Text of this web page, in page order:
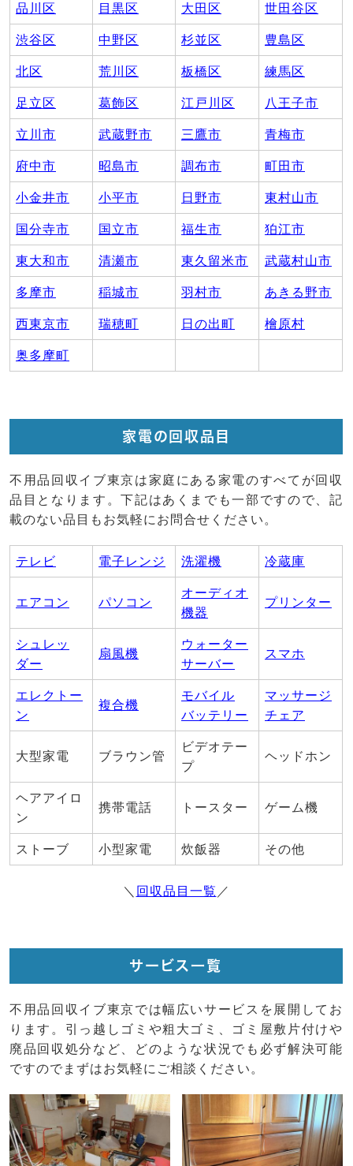
品川区 目黒区 大田区 世田谷区
渋谷区 中野区 杉並区 豊島区
北区 荒川区 板橋区 練馬区
足立区 葛飾区 江戸川区 八王子市
立川市 武蔵野市 三鷹市 青梅市
府中市 昭島市 調布市 町田市
小金井市 小平市 日野市 東村山市
国分寺市 国立市 福生市 狛江市
東大和市 清瀬市 東久留米市 武蔵村山市
多摩市 稲城市 羽村市 あきる野市
西東京市 瑞穂町 日の出町 檜原村
奥多摩町
家電の回収品目
不用品回収イブ東京は家庭にある家電のすべてが回収
品目となります。下記はあくまでも一部ですので、記
載のない品目もお気軽にお問合せください。
テレビ 電子レンジ 洗濯機 冷蔵庫
エアコン パソコン
オーディオ
機器
プリンター
シュレッ
ダー
扇風機
ウォーター
サーバー
スマホ
エレクトー
ン
複合機
モバイル
バッテリー
マッサージ
チェア
大型家電 ブラウン管
ビデオテー
プ
ヘッドホン
ヘアアイロ
ン
携帯電話 トースター ゲーム機
ストーブ 小型家電 炊飯器 その他
＼ 回収品目一覧 ／
サービス一覧
不用品回収イブ東京では幅広いサービスを展開してお
ります。引っ越しゴミや粗大ゴミ、ゴミ屋敷片付けや
廃品回収処分など、どのような状況でも必ず解決可能
ですのでまずはお気軽にご相談ください。